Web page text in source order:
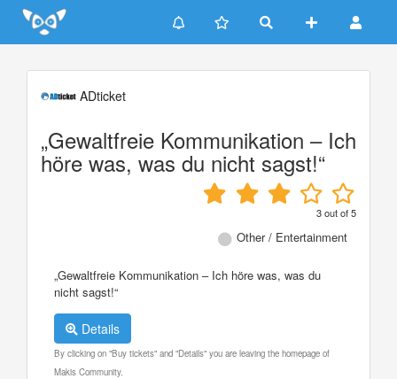
Update cookies preferences
ADticket
„Gewaltfreie Kommunikation – Ich
höre was, was du nicht sagst!“
3out of5
Other / Entertainment
„Gewaltfreie Kommunikation – Ich höre was, was du
nicht sagst!“
Details
By clicking on "Buy tickets" and "Details" you are leaving the homepage of
Makis Community.